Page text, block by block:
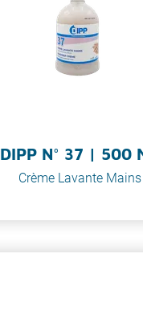
DIPP N° 37 | 500
Crème Lavante Mains